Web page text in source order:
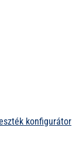
konfigurátor